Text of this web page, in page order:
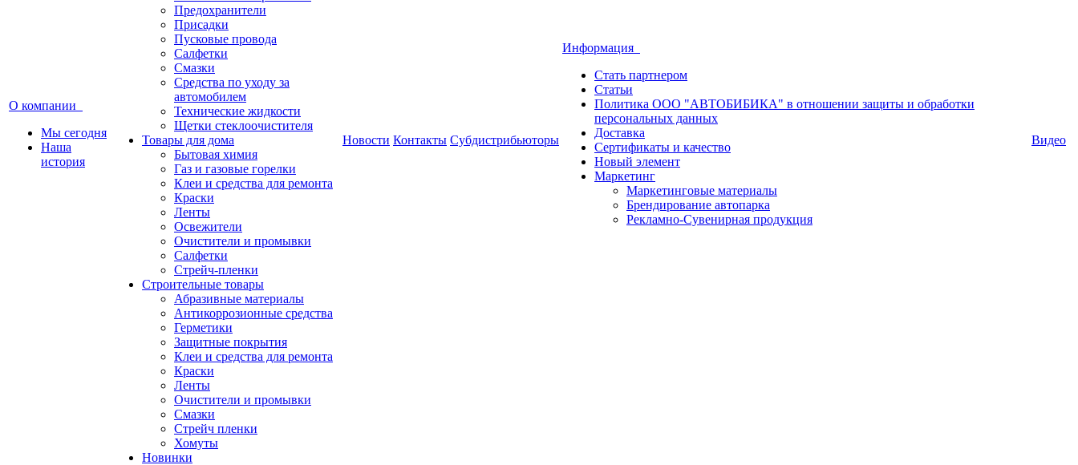
О компании
Мы сегодня
Наша
история
Предохранители
Присадки
Пусковые провода
Салфетки
Смазки
Средства по уходу за
автомобилем
Технические жидкости
Щетки стеклоочистителя
Товары для дома
Бытовая химия
Газ и газовые горелки
Клеи и средства для ремонта
Краски
Ленты
Освежители
Очистители и промывки
Салфетки
Стрейч-пленки
Строительные товары
Абразивные материалы
Антикоррозионные средства
Герметики
Защитные покрытия
Клеи и средства для ремонта
Краски
Ленты
Очистители и промывки
Смазки
Стрейч пленки
Хомуты
Новинки
Новости Контакты Субдистрибьюторы
Информация
Стать партнером
Статьи
Политика ООО "АВТОБИБИКА" в отношении защиты и обработки
персональных данных
Доставка
Сертификаты и качество
Новый элемент
Маркетинг
Маркетинговые материалы
Брендирование автопарка
Рекламно-Сувенирная продукция
Видео